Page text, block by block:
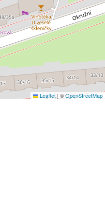
Leaflet |©OpenStreetMap